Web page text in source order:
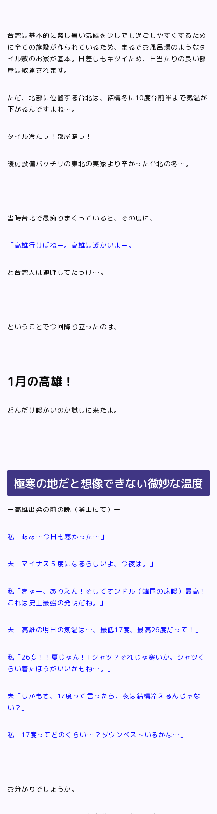
台湾は基本的に蒸し暑い気候を少しでも過ごしやすくするため
に全ての施設が作られているため、まるでお風呂場のようなタ
イル敷のお家が基本。日差しもキツイため、日当たりの良い部
屋は敬遠されます。
ただ、北部に位置する台北は、結構冬に10度台前半まで気温が
下がるんですよね…。
タイル冷たっ！部屋暗っ！
暖房設備バッチリの東北の実家より辛かった台北の冬…。
当時台北で愚痴りまくっていると、その度に、
「高雄行けばねー。高雄は暖かいよー。」
と台湾人は連呼してたっけ…。
ということで今回降り立ったのは、
1月の高雄！
どんだけ暖かいのか試しに来たよ。
極寒の地だと想像できない微妙な温度
ー高雄出発の前の晩（釜山にて）ー
私「ああ…今日も寒かった…」
夫「マイナス５度になるらしいよ、今夜は。」
私「きゃー、ありえん！そしてオンドル（韓国の床暖）最高！
これは史上最強の発明だね。」
夫「高雄の明日の気温は…、最低17度、最高26度だって！」
私「26度！！夏じゃん！Tシャツ？それじゃ寒いか。シャツく
らい着たほうがいいかもね…。」
夫「しかもさ、17度って言ったら、夜は結構冷えるんじゃな
い？」
私「17度ってどのくらい…？ダウンベストいるかな…」
お分かりでしょうか。